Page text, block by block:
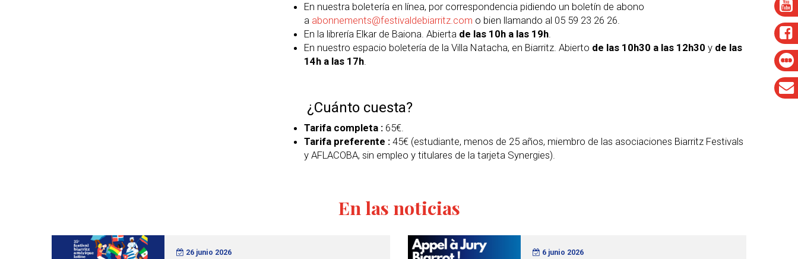
En nuestra boletería en línea, por correspondencia pidiendo un boletín de abono
a abonnements@festivaldebiarritz.com o bien llamando al 05 59 23 26 26.
En la librería Elkar de Baiona. Abierta de las 10h a las 19h.
En nuestro espacio boletería de la Villa Natacha, en Biarritz. Abierto de las 10h30 a las 12h30 y de las
14h a las 17h.
¿Cuánto cuesta?
Tarifa completa : 65€.
Tarifa preferente : 45€ (estudiante, menos de 25 años, miembro de las asociaciones Biarritz Festivals
y AFLACOBA, sin empleo y titulares de la tarjeta Synergies).
En las noticias
26 junio 2026 6 junio 2026